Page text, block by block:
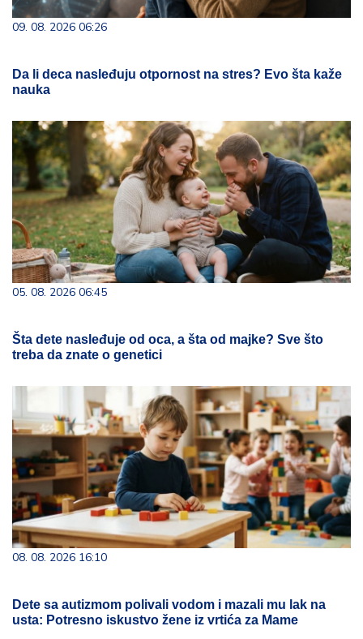
09. 08. 2026 06:26
Da li deca nasleđuju otpornost na stres? Evo šta kaže
nauka
05. 08. 2026 06:45
Šta dete nasleđuje od oca, a šta od majke? Sve što
treba da znate o genetici
08. 08. 2026 16:10
Dete sa autizmom polivali vodom i mazali mu lak na
usta: Potresno iskustvo žene iz vrtića za Mame